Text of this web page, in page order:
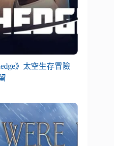
》太空生存冒險